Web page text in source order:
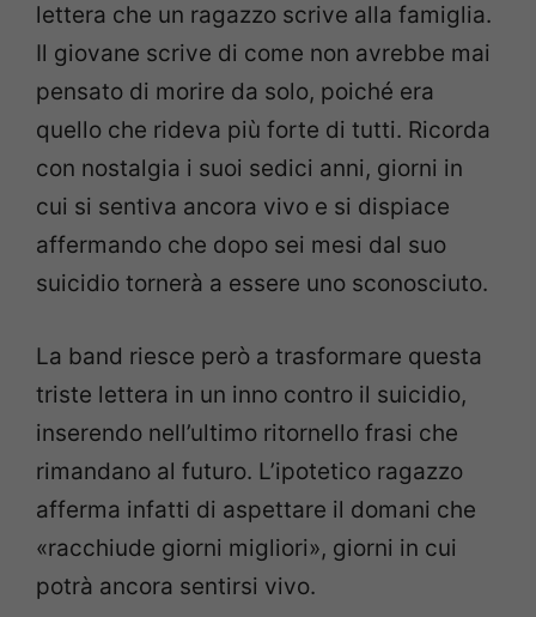
lettera che un ragazzo scrive alla famiglia.
Il giovane scrive di come non avrebbe mai
pensato di morire da solo, poiché era
quello che rideva più forte di tutti. Ricorda
con nostalgia i suoi sedici anni, giorni in
cui si sentiva ancora vivo e si dispiace
affermando che dopo sei mesi dal suo
suicidio tornerà a essere uno sconosciuto.
La band riesce però a trasformare questa
triste lettera in un inno contro il suicidio,
inserendo nell’ultimo ritornello frasi che
rimandano al futuro. L’ipotetico ragazzo
afferma infatti di aspettare il domani che
«racchiude giorni migliori», giorni in cui
potrà ancora sentirsi vivo.